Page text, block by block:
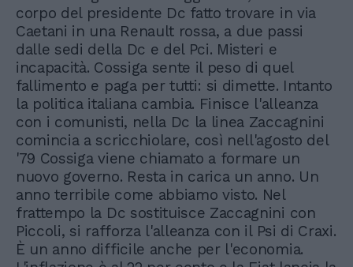
corpo del presidente Dc fatto trovare in via
Caetani in una Renault rossa, a due passi
dalle sedi della Dc e del Pci. Misteri e
incapacità. Cossiga sente il peso di quel
fallimento e paga per tutti: si dimette. Intanto
la politica italiana cambia. Finisce l'alleanza
con i comunisti, nella Dc la linea Zaccagnini
comincia a scricchiolare, così nell'agosto del
'79 Cossiga viene chiamato a formare un
nuovo governo. Resta in carica un anno. Un
anno terribile come abbiamo visto. Nel
frattempo la Dc sostituisce Zaccagnini con
Piccoli, si rafforza l'alleanza con il Psi di Craxi.
È un anno difficile anche per l'economia.